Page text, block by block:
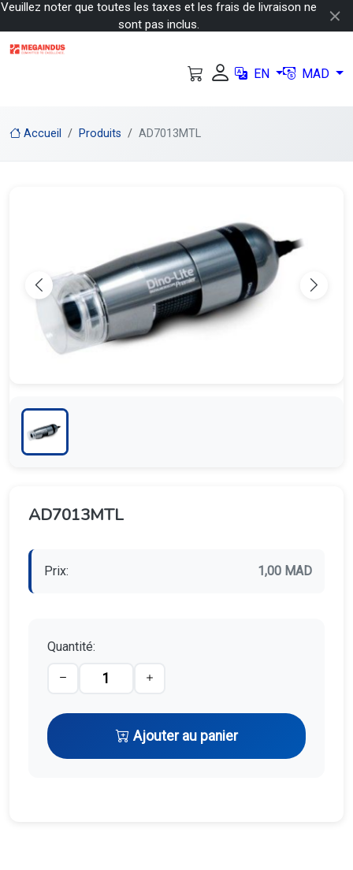
Veuillez noter que toutes les taxes et les frais de livraison ne
sont pas inclus.
EN MAD
Accueil Produits AD7013MTL
AD7013MTL
Prix: 1,00 MAD
Quantité:
Ajouter au panier